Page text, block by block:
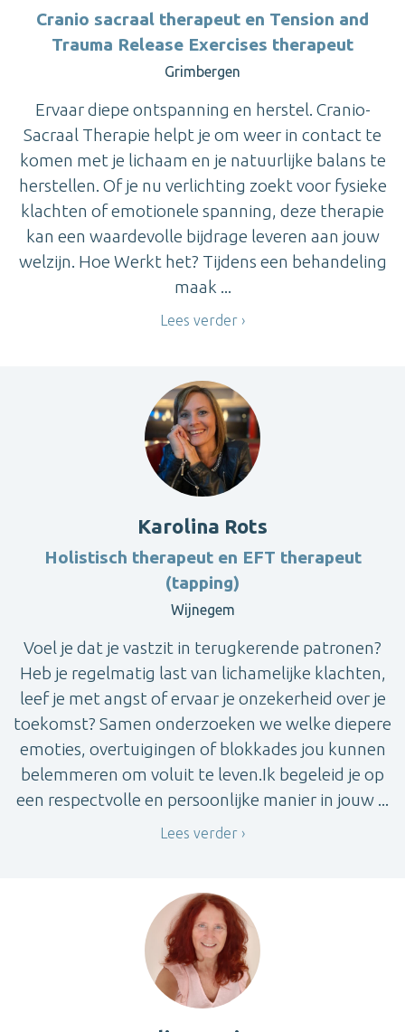
Cranio sacraal therapeut en Tension and
Trauma Release Exercises therapeut
Grimbergen
Ervaar diepe ontspanning en herstel. Cranio-
Sacraal Therapie helpt je om weer in contact te
komen met je lichaam en je natuurlijke balans te
herstellen. Of je nu verlichting zoekt voor fysieke
klachten of emotionele spanning, deze therapie
kan een waardevolle bijdrage leveren aan jouw
welzijn. Hoe Werkt het? Tijdens een behandeling
maak ...
Lees verder
Karolina Rots
Holistisch therapeut en EFT therapeut
(tapping)
Wijnegem
Voel je dat je vastzit in terugkerende patronen?
Heb je regelmatig last van lichamelijke klachten,
leef je met angst of ervaar je onzekerheid over je
toekomst? Samen onderzoeken we welke diepere
emoties, overtuigingen of blokkades jou kunnen
belemmeren om voluit te leven.Ik begeleid je op
een respectvolle en persoonlijke manier in jouw ...
Lees verder